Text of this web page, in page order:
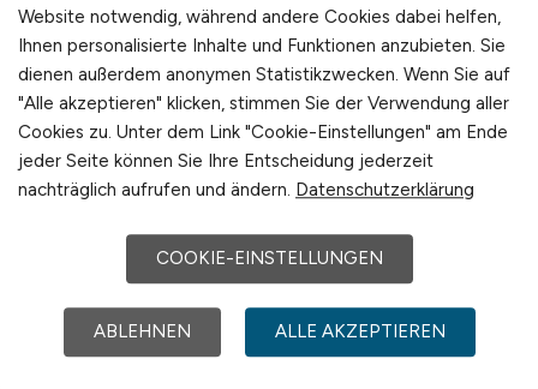
Europa
International
HR-MANAGEMENT.JOBS
Website notwendig, während andere Cookies dabei helfen,
Ihnen personalisierte Inhalte und Funktionen anzubieten. Sie
dienen außerdem anonymen Statistikzwecken. Wenn Sie auf
"Alle akzeptieren" klicken, stimmen Sie der Verwendung aller
Cookies zu. Unter dem Link "Cookie-Einstellungen" am Ende
jeder Seite können Sie Ihre Entscheidung jederzeit
nachträglich aufrufen und ändern. Datenschutzerklärung
COOKIE-EINSTELLUNGEN
ABLEHNEN ALLE AKZEPTIEREN